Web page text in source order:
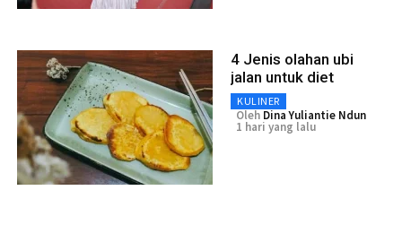
4 Jenis olahan ubi
jalan untuk diet
KULINER
Oleh Dina Yuliantie Ndun
1 hari yang lalu